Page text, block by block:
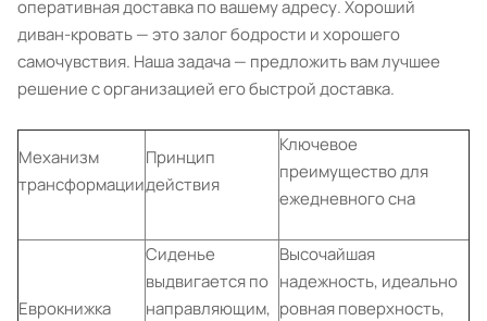
оперативная доставка по вашему адресу. Хороший
диван-кровать — это залог бодрости и хорошего
самочувствия. Наша задача — предложить вам лучшее
решение с организацией его быстрой доставка.
Механизм
трансформации
Принцип
действия
Ключевое
преимущество для
ежедневного сна
Еврокнижка
Сиденье
выдвигается по
направляющим,
Высочайшая
надежность, идеально
ровная поверхность,